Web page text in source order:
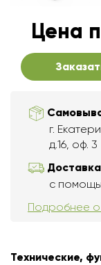
Цена
г.
д.16, оф. 3
с
Подробнее о
Технические,